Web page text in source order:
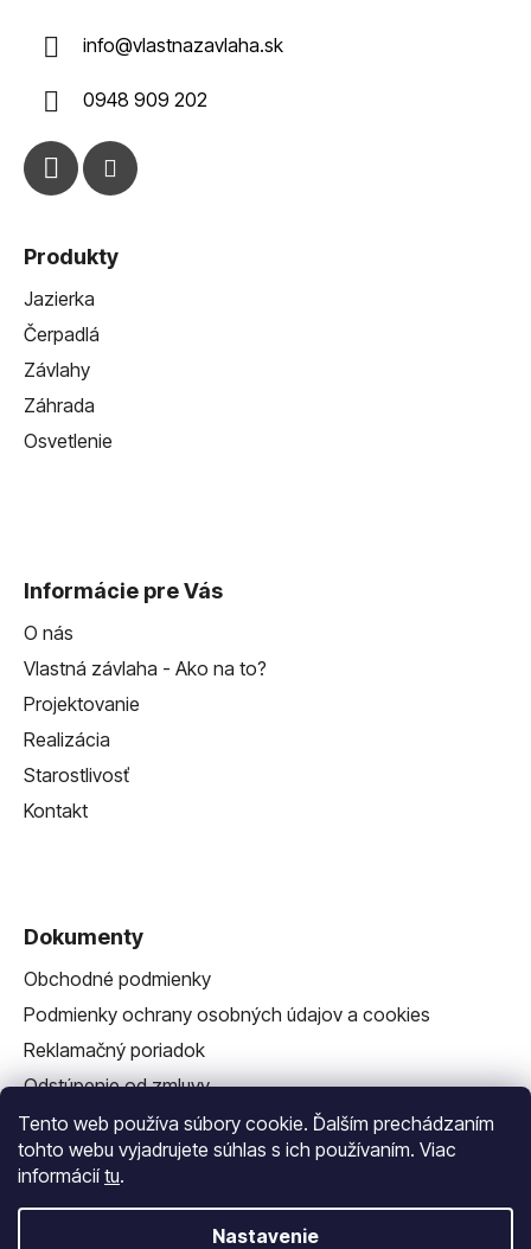
Tento web používa súbory cookie. Ďalším prechádzaním
tohto webu vyjadrujete súhlas s ich používaním. Viac
informácií tu.
Nastavenie
info@vlastnazavlaha.sk
0948 909 202
Produkty
Jazierka
Čerpadlá
Závlahy
Záhrada
Osvetlenie
Informácie pre Vás
O nás
Vlastná závlaha - Ako na to?
Projektovanie
Realizácia
Starostlivosť
Kontakt
Dokumenty
Obchodné podmienky
Podmienky ochrany osobných údajov a cookies
Reklamačný poriadok
Odstúpenie od zmluvy
Reklamačný formulár